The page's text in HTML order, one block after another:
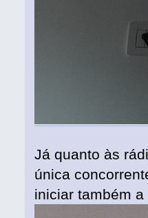
Já quanto às
única
iniciar também